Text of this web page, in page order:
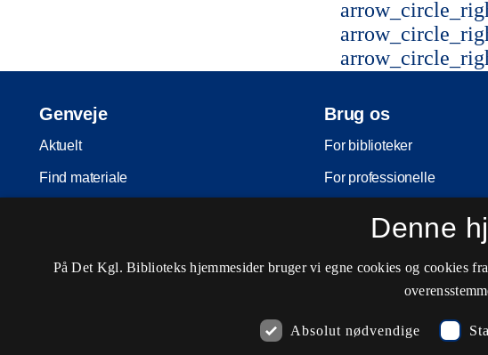
Genveje
Aktuelt
Find materiale
Services
Brug os
For biblioteker
For professionelle
Møder og konferencer
Nota-service
Denne
På Det Kgl. Biblioteks hjemmesider bruger vi egne cookies og cookies
Absolut nødvendige